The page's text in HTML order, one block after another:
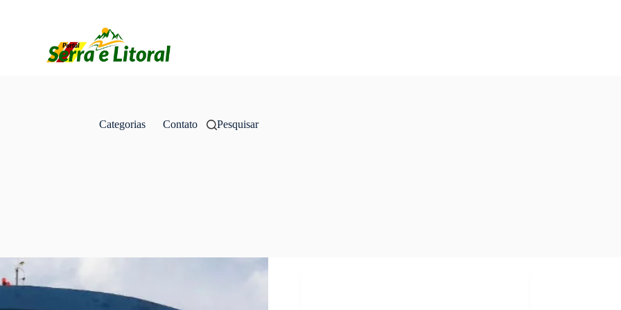
Categorias Contato Pesquisar